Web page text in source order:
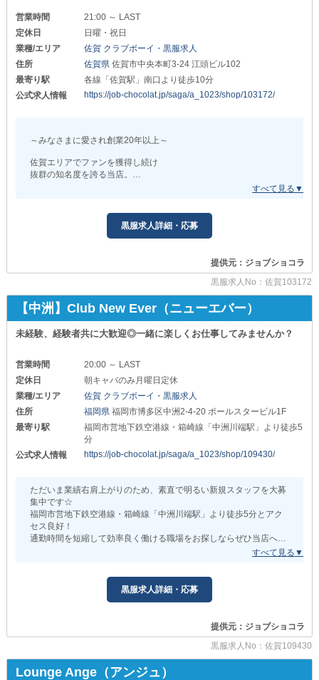
セットアップOK！
あなたらしいスタイルで働けます◎
＿＿＿＿＿＿＿＿＿＿＿＿＿＿＿＿＿＿◢
╭━━━━━━━━━━━━━╮
まずは《体験入社》で
雰囲気を確かめてみませんか？
働き方や人間関係などを
安心して一歩を踏み出せます◎
営業時間
21:00 ～ LAST
定休日
日曜・祝日
業種/エリア
佐賀 クラブボーイ・黒服求人
住所
佐賀県佐賀市中央本町3-24 江頭ビル102
最寄り駅
各線「佐賀駅」南口より徒歩10分
公式求人情報
https://job-chocolat.jp/saga/a_1023/shop/103172/
～みなさまに愛され創業20年以上～
佐賀エリアでファンを獲得し続け
抜群の知名度を誇る当店。
より良いスタート切るため
ぜひ、お見逃しなく。
＋＋＋＋＋＋＋＋＋＋＋＋＋＋
【MONA（モナ）】
■ゼロからでも一流へ■
入社後は、先輩社員の丁寧な研修により
業務をレクチャーします◎
そのため、現時点で夜職の知識がない方でも問題ありません。
初心者でも有名店にふさわしい
ハイレベルなスキルを身に付けることができる環境です！
そう後悔する前に、お早めにご応募ください。
黒服求人詳細・応募
提供元：ジョブショコラ
黒服求人No：佐賀103172
【中洲】Club New Ever（ニューエバー）
未経験、経験者共に大歓迎◎一緒に楽しくお仕事してみませんか？
営業時間
20:00 ～ LAST
定休日
朝キャバのみ月曜日定休
業種/エリア
佐賀 クラブボーイ・黒服求人
住所
福岡県福岡市博多区中洲2-4-20 ポールスタービル1F
最寄り駅
福岡市営地下鉄空港線・箱崎線「中洲川端駅」より徒歩5
分
公式求人情報
https://job-chocolat.jp/saga/a_1023/shop/109430/
ただいま業績右肩上がりのため、素直で明るい新規スタッフを大募
集中です☆
福岡市営地下鉄空港線・箱崎線「中洲川端駅」より徒歩5分とアク
セス良好！
通勤時間を短縮して効率良く働ける職場をお探しならぜひ当店へ♪
充実の高待遇でナイトワーク経験を問わず「やる気」のある方を大
ナイトワークデビューするなら『【中洲】Club New Ever（ニュー
黒服求人詳細・応募
提供元：ジョブショコラ
黒服求人No：佐賀109430
Lounge Ange（アンジュ）